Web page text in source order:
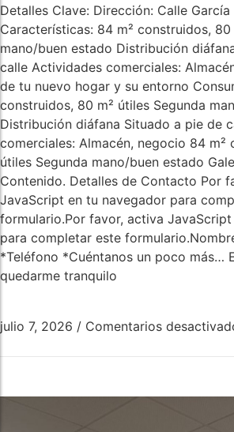
Detalles Clave: Dirección: Calle García
Características: 84 m² construidos, 80
mano/buen estado Distribución
calle Actividades comerciales:
de tu nuevo hogar y su entorno
construidos, 80 m² útiles Segunda
Distribución diáfana Situado a pie de
comerciales: Almacén, negocio 84 m²
útiles Segunda mano/buen estado
Contenido. Detalles de Contacto Por
JavaScript en tu navegador para
formulario.Por favor, activa
para completar este
*Teléfono *Cuéntanos un poco más…
quedarme tranquilo
julio 7, 2026 / Comentarios